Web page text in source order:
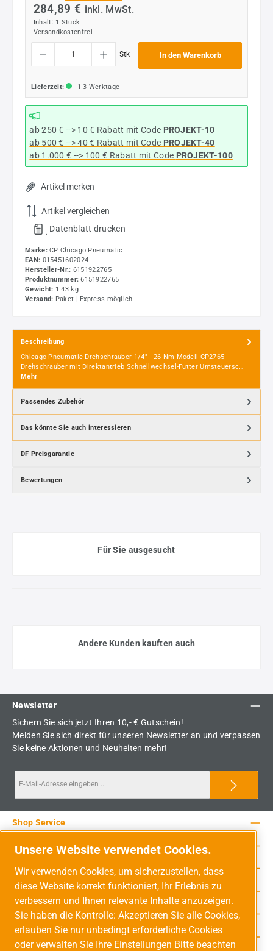
284,89 € inkl. MwSt.
Inhalt: 1 Stück
Versandkostenfrei
Produkt Anzahl: Gib den gewünschten Wert ein oder benutze die Schaltflächen um
Stk In den Warenkorb
Lieferzeit: 1-3 Werktage
ab 250 € --> 10 € Rabatt mit Code PROJEKT-10
ab 500 € --> 40 € Rabatt mit Code PROJEKT-40
ab 1.000 € --> 100 € Rabatt mit Code PROJEKT-100
Artikel merken
Artikel vergleichen
. Datenblatt drucken
Marke:CP Chicago Pneumatic
EAN: 015451602024
Hersteller-Nr.: 6151922765
Produktnummer: 6151922765
Gewicht: 1.43 kg
Versand: Paket | Express möglich
Beschreibung
Chicago Pneumatic Drehschrauber 1/4" - 26 Nm Modell CP2765
Drehschrauber mit Direktantrieb Schnellwechsel-Futter Umsteuersc…
Mehr
Passendes Zubehör
Das könnte Sie auch interessieren
DF Preisgarantie
Bewertungen
Für Sie ausgesucht
Andere Kunden kauften auch
Newsletter
Sichern Sie sich jetzt Ihren 10,- € Gutschein!
Melden Sie sich direkt für unseren Newsletter an und verpassen
Sie keine Aktionen und Neuheiten mehr!
Service-Hotline
Shop Service
Rechtliche Hinweise
Unsere Vorteile
Versandarten
Zahlungsarten
Unsere Website verwendet Cookies.
Wir verwenden Cookies, um sicherzustellen, dass
diese Website korrekt funktioniert, Ihr Erlebnis zu
verbessern und Ihnen relevante Inhalte anzuzeigen.
Sie haben die Kontrolle: Akzeptieren Sie alle Cookies,
erlauben Sie nur unbedingt erforderliche Cookies
oder verwalten Sie Ihre Einstellungen Bitte beachten